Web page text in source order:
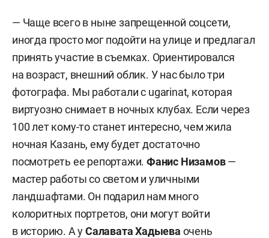
— Чаще всего в ныне запрещенной соцсети,
иногда просто мог подойти на улице и предлагал
принять участие в съемках. Ориентировался
на возраст, внешний облик. У нас было три
фотографа. Мы работали с ugarinat, которая
виртуозно снимает в ночных клубах. Если через
100 лет кому-то станет интересно, чем жила
ночная Казань, ему будет достаточно
посмотреть ее репортажи.Фанис Низамов—
мастер работы со светом и уличными
ландшафтами. Он подарил нам много
колоритных портретов, они могут войти
в историю. А уСалавата Хадыева очень